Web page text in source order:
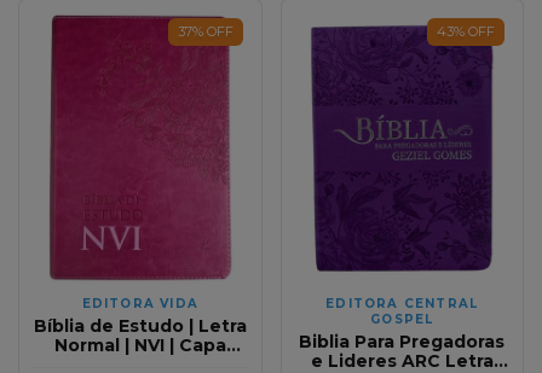
37% OFF
EDITORA VIDA
Bíblia de Estudo | Letra
Normal | NVI | Capa
43% OFF
EDITORA CENTRAL
GOSPEL
Biblia Para Pregadoras
e Lideres ARC Letra